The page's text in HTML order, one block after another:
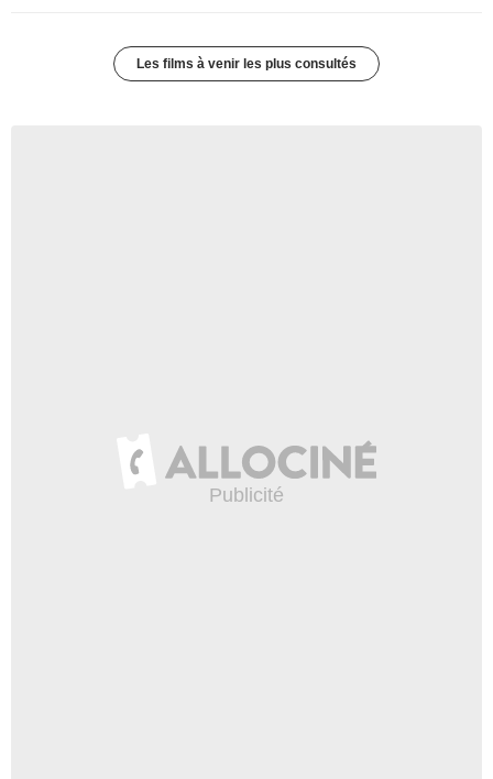
Les films à venir les plus consultés